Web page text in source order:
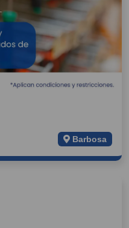
Barbosa